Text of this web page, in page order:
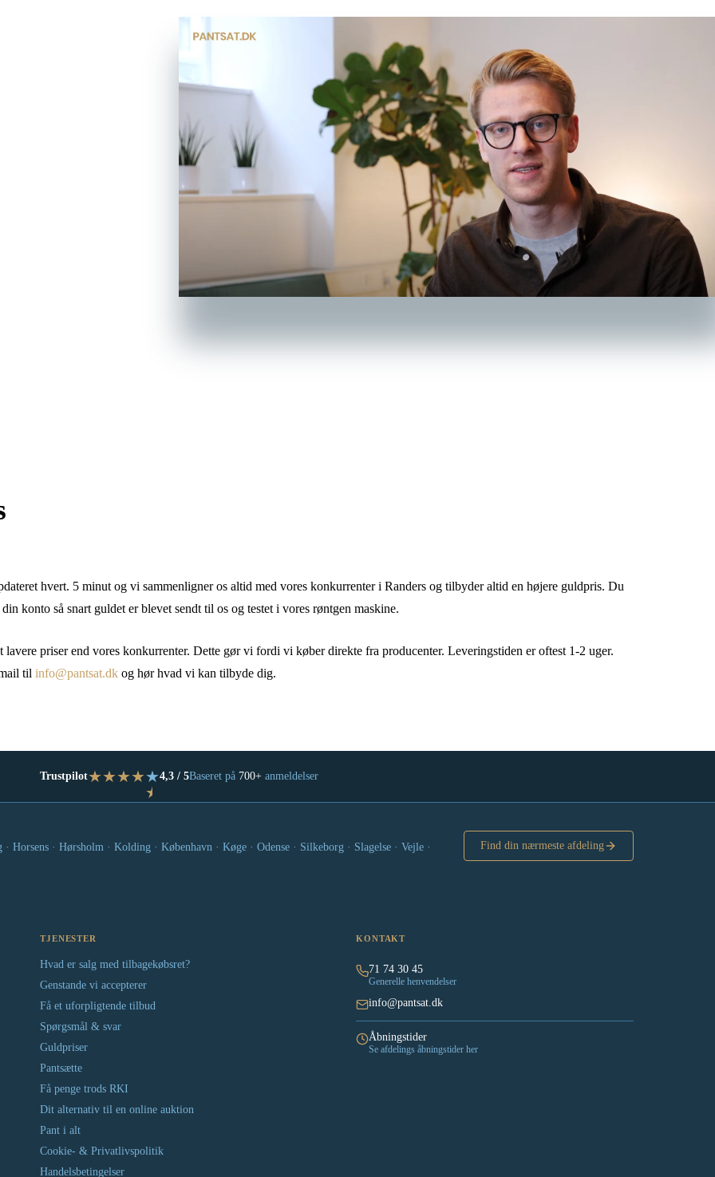
hvert. 5 minut og vi sammenligner os altid med vores konkurrenter i Randers og tilbyder altid en højere guldpris. Du
konto så snart guldet er blevet sendt til os og testet i vores røntgen maskine.
priser end vores konkurrenter. Dette gør vi fordi vi køber direkte fra producenter. Leveringstiden er oftest 1-2 uger.
til info@pantsat.dk og hør hvad vi kan tilbyde dig.
Trustpilot★★★★★
★
4,3 / 5Baseret på 700+anmeldelser
· Hørsholm · Kolding · København · Køge · Odense · Silkeborg · Slagelse · Vejle ·
Find din nærmeste afdeling
TJENESTER
Hvad er salg med tilbagekøbsret?
Genstande vi accepterer
Få et uforpligtende tilbud
Spørgsmål & svar
Guldpriser
Pantsætte
Få penge trods RKI
Dit alternativ til en online auktion
Pant i alt
Cookie- & Privatlivspolitik
Handelsbetingelser
KONTAKT
71 74 30 45
Generelle henvendelser
info@pantsat.dk
Åbningstider
Se afdelings åbningstider her